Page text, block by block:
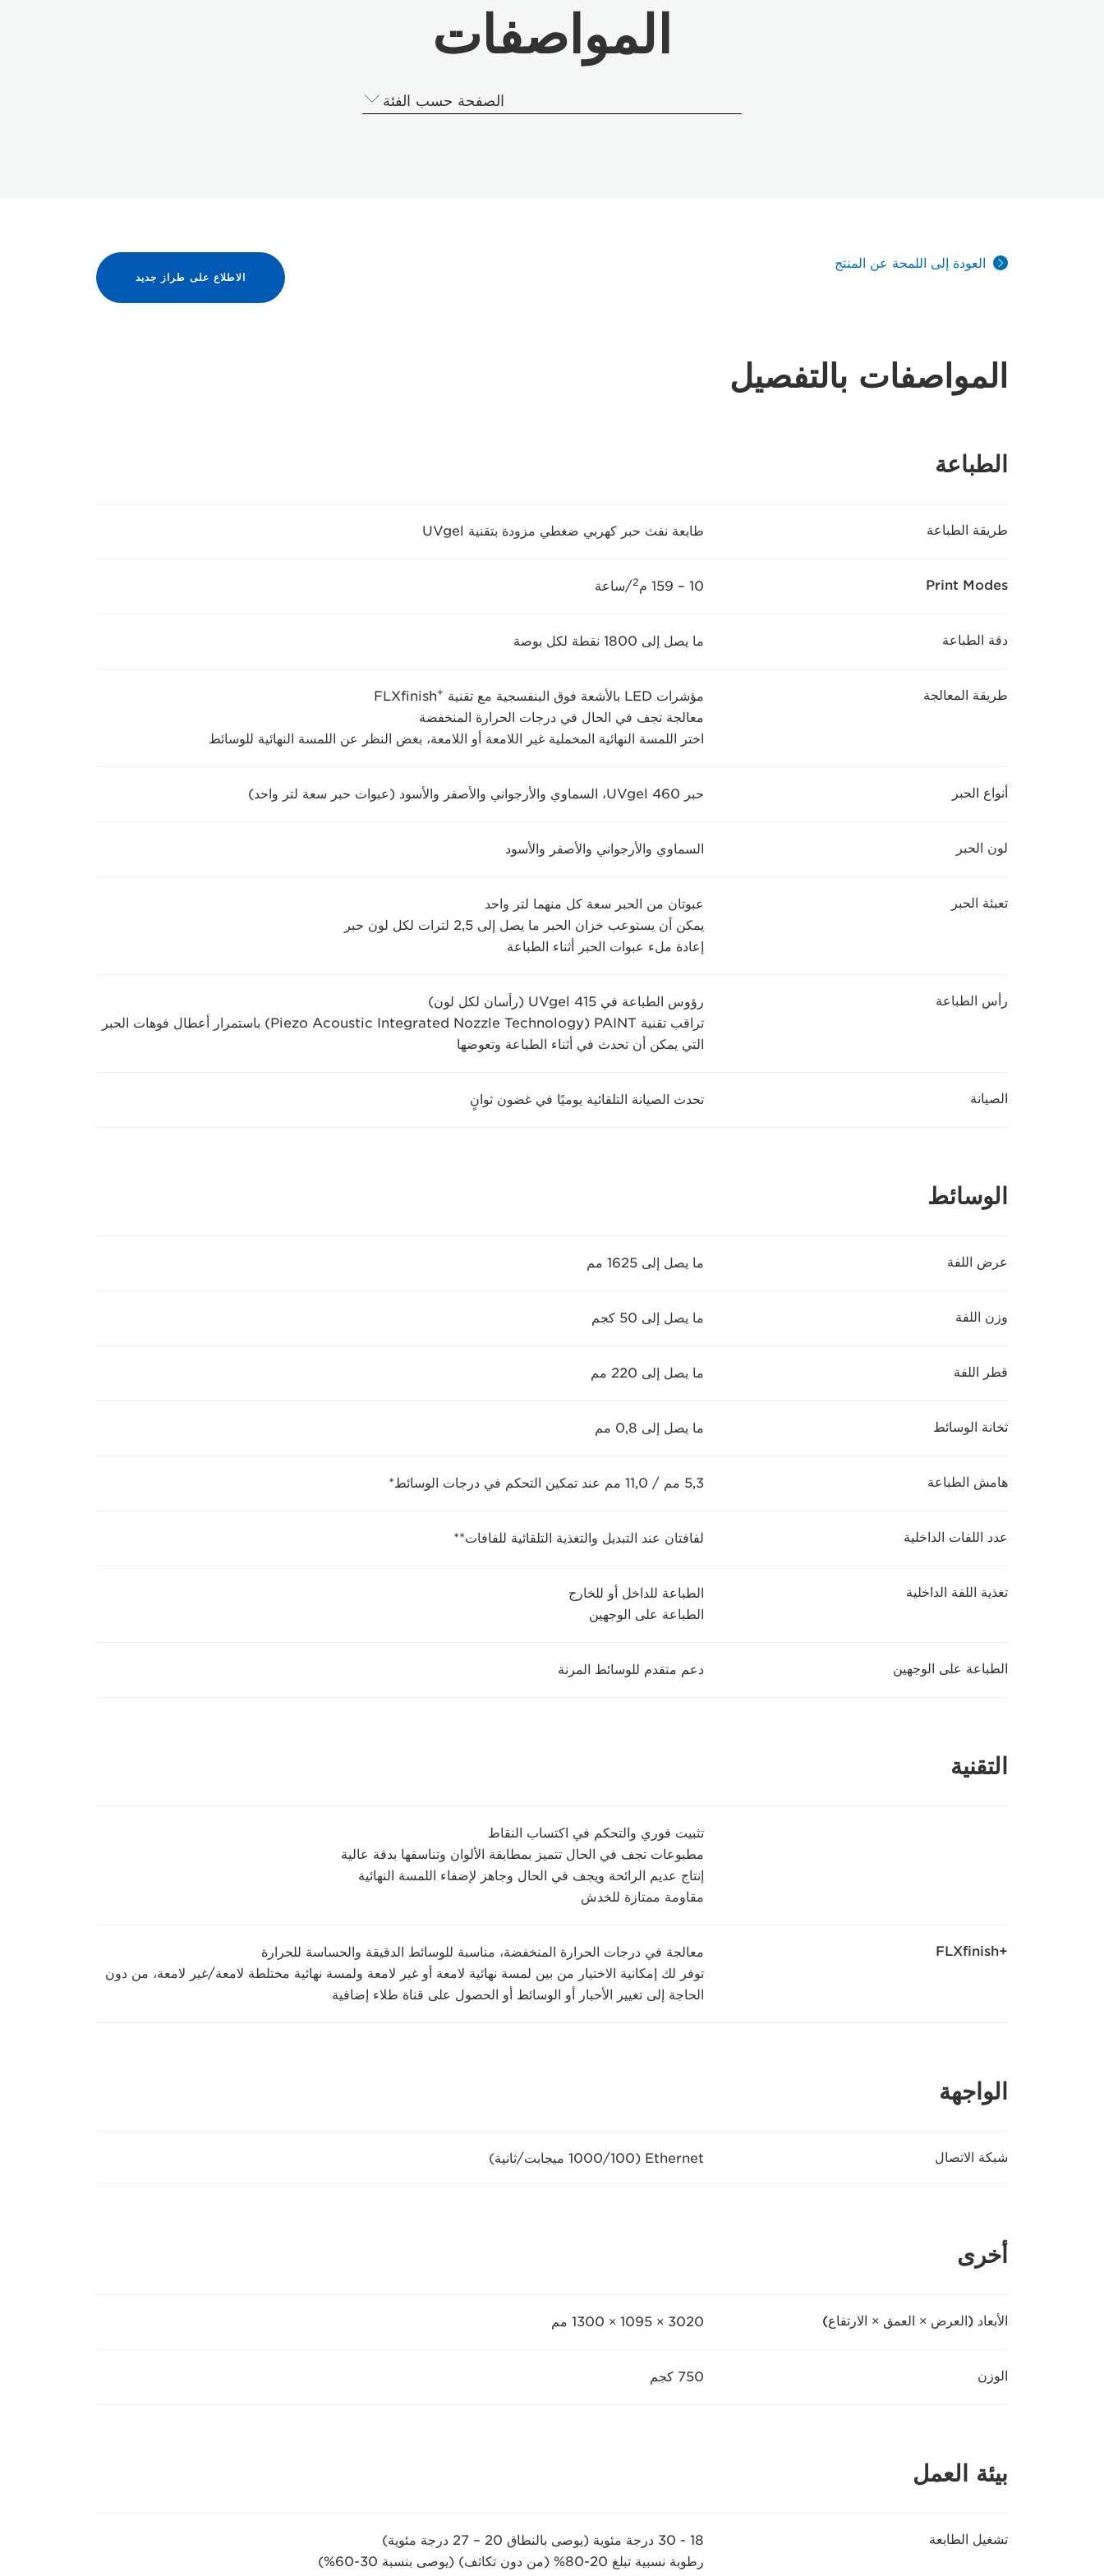
المواصفات
الصفحة حسب الفئة
العودة إلى اللمحة عن المنتج
الاطلاع على طراز جديد
المواصفات بالتفصيل
الطباعة
طريقة الطباعة طابعة نفث حبر كهربي ضغطي مزودة بتقنية UVgel
Print Modes 10 – 159 م 2/ساعة
دقة الطباعة ما يصل إلى 1800 نقطة لكل بوصة
طريقة المعالجة مؤشرات LED بالأشعة فوق البنفسجية مع تقنية FLXfinish +
معالجة تجف في الحال في درجات الحرارة المنخفضة
اختر اللمسة النهائية المخملية غير اللامعة أو اللامعة، بغض النظر عن اللمسة النهائية للوسائط
أنواع الحبر حبر UVgel 460، السماوي والأرجواني والأصفر والأسود (عبوات حبر سعة لتر واحد)
لون الحبر السماوي والأرجواني والأصفر والأسود
تعبئة الحبر
عبوتان من الحبر سعة كل منهما لتر واحد
يمكن أن يستوعب خزان الحبر ما يصل إلى 2,5 لترات لكل لون حبر
إعادة ملء عبوات الحبر أثناء الطباعة
رأس الطباعة
رؤوس الطباعة في UVgel 415 (رأسان لكل لون)
تراقب تقنية PAINT ‏(Piezo Acoustic Integrated Nozzle Technology) باستمرار أعطال فوهات الحبر
التي يمكن أن تحدث في أثناء الطباعة وتعوضها
الصيانة تحدث الصيانة التلقائية يوميًا في غضون ثوانٍ
الوسائط
عرض اللفة ما يصل إلى 1625 مم
وزن اللفة ما يصل إلى 50 كجم
قطر اللفة ما يصل إلى 220 مم
ثخانة الوسائط ما يصل إلى 0,8 مم
هامش الطباعة 5,3 مم / 11,0 مم عند تمكين التحكم في درجات الوسائط*
عدد اللفات الداخلية لفافتان عند التبديل والتغذية التلقائية للفافات**
تغذية اللفة الداخلية
الطباعة للداخل أو للخارج
الطباعة على الوجهين
الطباعة على الوجهين دعم متقدم للوسائط المرنة
التقنية
تثبيت فوري والتحكم في اكتساب النقاط
مطبوعات تجف في الحال تتميز بمطابقة الألوان وتناسقها بدقة عالية
إنتاج عديم الرائحة ويجف في الحال وجاهز لإضفاء اللمسة النهائية
مقاومة ممتازة للخدش
+FLXfinish
معالجة في درجات الحرارة المنخفضة، مناسبة للوسائط الدقيقة والحساسة للحرارة
توفر لك إمكانية الاختيار من بين لمسة نهائية لامعة أو غير لامعة ولمسة نهائية مختلطة لامعة/غير لامعة، من دون
الحاجة إلى تغيير الأحبار أو الوسائط أو الحصول على قناة طلاء إضافية
الواجهة
شبكة الاتصال Ethernet ‏(100/‎1000 ميجابت/ثانية)
أخرى
الأبعاد (العرض × العمق × الارتفاع) 3020 × 1095 × 1300 مم
الوزن 750 كجم
بيئة العمل
تشغيل الطابعة
18 - 30 درجة مئوية (يوصى بالنطاق 20 – 27 درجة مئوية)
رطوبة نسبية تبلغ 20-80% (من دون تكاثف) (يوصى بنسبة 30-60%)